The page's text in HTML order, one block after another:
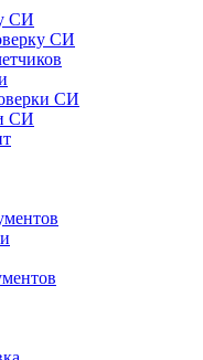
СИ
СИ
СИ
СИ